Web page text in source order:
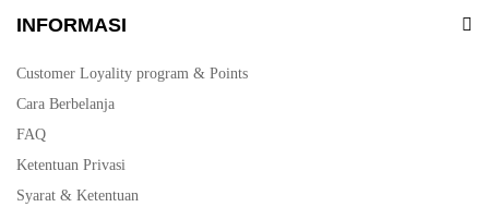
INFORMASI
Customer Loyality program & Points
Cara Berbelanja
FAQ
Ketentuan Privasi
Syarat & Ketentuan